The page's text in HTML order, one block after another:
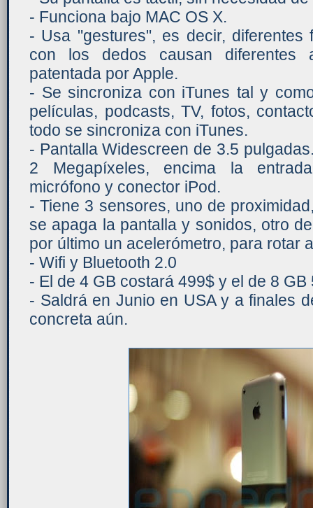
- Funciona bajo MAC OS X.
- Usa "gestures", es decir,
con los dedos causan diferentes
patentada por Apple.
- Se sincroniza con iTunes tal y
películas, podcasts, TV, fotos,
todo se sincroniza con iTunes.
- Pantalla Widescreen de 3.5
2 Megapíxeles, encima la
micrófono y conector iPod.
- Tiene 3 sensores, uno de
se apaga la pantalla y sonidos, otro
por último un acelerómetro, para rotar
- Wifi y Bluetooth 2.0
- El de 4 GB costará 499$ y el de 8 GB
- Saldrá en Junio en USA y a finales
concreta aún.